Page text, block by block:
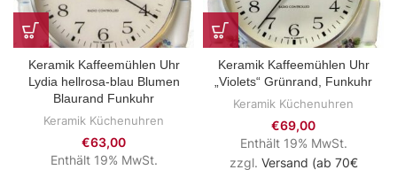
Keramik Kaffeemühlen Uhr
Lydia hellrosa-blau Blumen
Blaurand Funkuhr
Keramik Küchenuhren
€63,00
Enthält 19% MwSt.
Keramik Kaffeemühlen Uhr
„Violets“ Grünrand, Funkuhr
Keramik Küchenuhren
€69,00
Enthält 19% MwSt.
zzgl. Versand (ab 70€